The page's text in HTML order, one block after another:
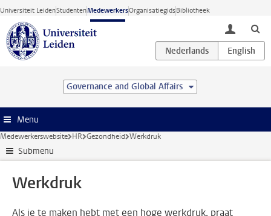
Ga direct naar de inhoud
Universiteit LeidenStudentenMedewerkersOrganisatiegidsBibliotheek
toggle
Governance and Global Affairs
Menu
Medewerkerswebsite HR Gezondheid Werkdruk
Submenu
Werkdruk
Als je te maken hebt met een hoge werkdruk, praat